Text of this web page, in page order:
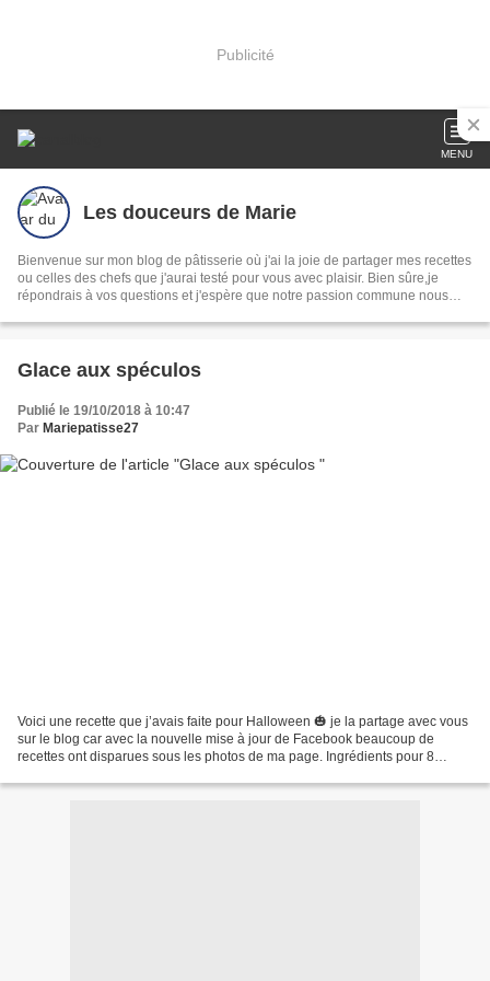
Publicité
MENU
Les douceurs de Marie
Bienvenue sur mon blog de pâtisserie où j'ai la joie de partager mes recettes
ou celles des chefs que j'aurai testé pour vous avec plaisir. Bien sûre,je
répondrais à vos questions et j'espère que notre passion commune nous
Glace aux spéculos
Publié le 19/10/2018 à 10:47
Par Mariepatisse27
Voici une recette que j’avais faite pour Halloween 🎃 je la partage avec vous
sur le blog car avec la nouvelle mise à jour de Facebook beaucoup de
recettes ont disparues sous les photos de ma page. Ingrédients pour 8